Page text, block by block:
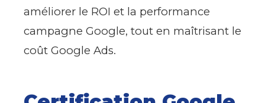
améliorer le ROI et la performance
campagne Google, tout en maîtrisant le
coût Google Ads.